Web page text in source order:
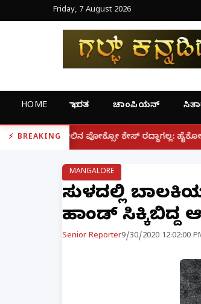
Friday, 7 August 2026
HOME ಭಾರತ ಚಾಂಪಿಯನ್
BREAKING
ಕೇಸ್ ರದ್ದಾಗಲ್ಲ: ಹೈಕೋರ್ಟ್ ಮಹತ್ವದ ಆದೇಶ
MANGALORE
ಸುಳ್ಯದಲ್ಲಿ
ಹ್ಯಾಂಡ್
Senior Reporter9/30/2020 12:02:00